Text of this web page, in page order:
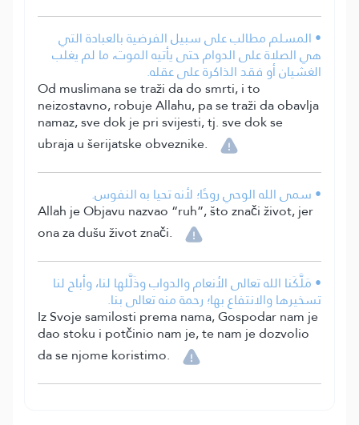
• المسلم مطالب على سبيل الفرضية بالعبادة التي
هي الصلاة على الدوام حتى يأتيه الموت، ما لم يغلب
الغشيان أو فقد الذاكرة على عقله.
Od muslimana se traži da do smrti, i to
neizostavno, robuje Allahu, pa se traži da obavlja
namaz, sve dok je pri svijesti, tj. sve dok se
ubraja u šerijatske obveznike.
• سمى الله الوحي روحًا؛ لأنه تحيا به النفوس.
Allah je Objavu nazvao “ruh”, što znači život, jer
ona za dušu život znači.
• مَلَّكَنا الله تعالى الأنعام والدواب وذَلَّلها لنا، وأباح لنا
تسخيرها والانتفاع بها؛ رحمة منه تعالى بنا.
Iz Svoje samilosti prema nama, Gospodar nam je
dao stoku i potčinio nam je, te nam je dozvolio
da se njome koristimo.